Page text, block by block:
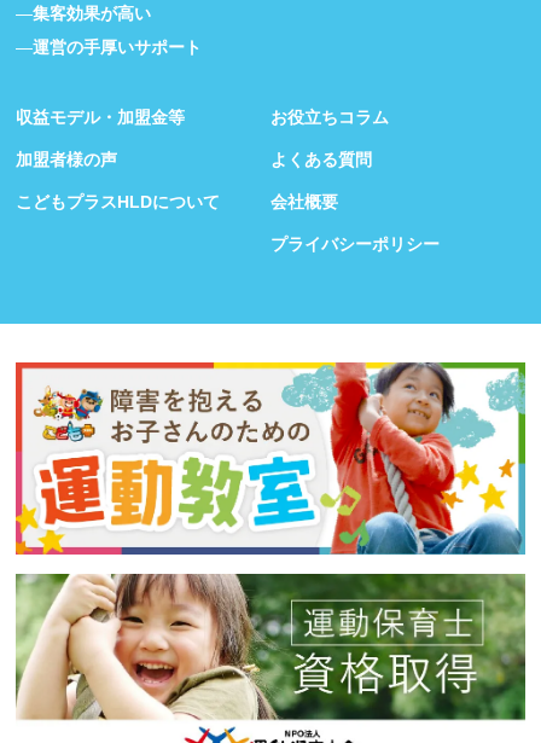
集客効果が高い
運営の手厚いサポート
収益モデル・加盟金等
加盟者様の声
こどもプラスHLDについて
お役立ちコラム
よくある質問
会社概要
プライバシーポリシー